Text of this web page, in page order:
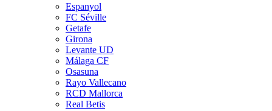
Espanyol
FC Séville
Getafe
Girona
Levante UD
Málaga CF
Osasuna
Rayo Vallecano
RCD Mallorca
Real Betis